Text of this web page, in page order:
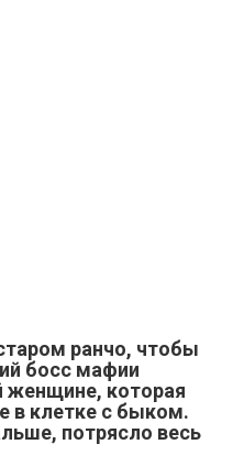
ранчо, чтобы
босс мафии
женщине, которая
в клетке с быком.
потрясло весь